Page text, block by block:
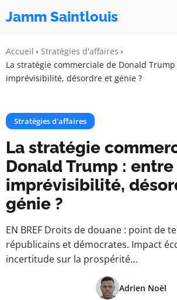
Jamm Saintlouis
Accueil
Stratégies d'affaires
La stratégie commerciale de Donald
imprévisibilité, désordre et génie ?
Stratégies d'affaires
La stratégie
Donald Trump : entre
imprévisibilité,
génie ?
EN BREF Droits de douane : point de
républicains et démocrates. Impact
incertitude sur la prospérité…
Adrien Noël